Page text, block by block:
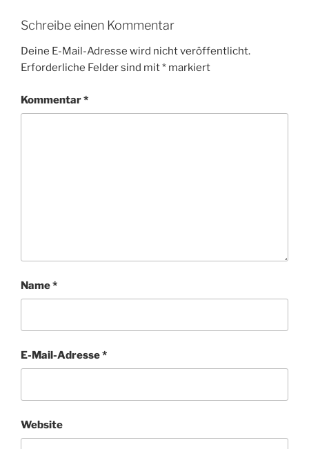
Schreibe einen Kommentar
Deine E-Mail-Adresse wird nicht veröffentlicht.
Erforderliche Felder sind mit* markiert
Kommentar*
Name*
E-Mail-Adresse*
Website